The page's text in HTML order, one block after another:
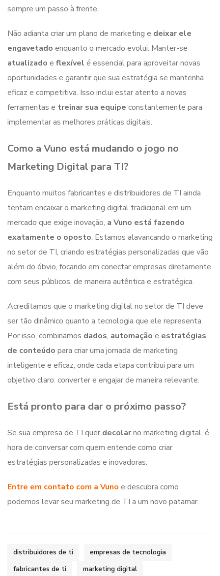
sempre um passo à frente.
Não adianta criar um plano de marketing e deixar ele
engavetado enquanto o mercado evolui. Manter-se
atualizado e flexível é essencial para aproveitar novas
oportunidades e garantir que sua estratégia se mantenha
eficaz e competitiva. Isso inclui estar atento a novas
ferramentas e treinar sua equipe constantemente para
implementar as melhores práticas digitais.
Como a Vuno está mudando o jogo no
Marketing Digital para TI?
Enquanto muitos fabricantes e distribuidores de TI ainda
tentam encaixar o marketing digital tradicional em um
mercado que exige inovação, a Vuno está fazendo
exatamente o oposto. Estamos alavancando o marketing
no setor de TI, criando estratégias personalizadas que vão
além do óbvio, focando em conectar empresas diretamente
com seus públicos, de maneira autêntica e estratégica.
Acreditamos que o marketing digital no setor de TI deve
ser tão dinâmico quanto a tecnologia que ele representa.
Por isso, combinamos dados, automação e estratégias
de conteúdo para criar uma jornada de marketing
inteligente e eficaz, onde cada etapa contribui para um
objetivo claro: converter e engajar de maneira relevante.
Está pronto para dar o próximo passo?
Se sua empresa de TI quer decolarno marketing digital, é
hora de conversar com quem entende como criar
estratégias personalizadas e inovadoras.
Entre em contato com a Vuno e descubra como
podemos levar seu marketing de TI a um novo patamar.
distribuidores de ti
empresas de tecnologia
fabricantes de ti
marketing digital